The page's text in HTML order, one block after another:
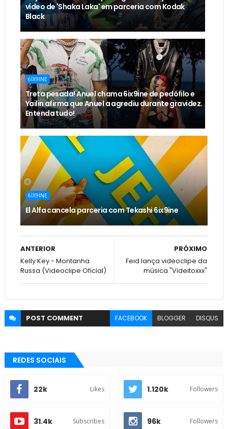
vídeo de 'Shaka Laka' em parceria com Kodak
Black
6IX9INE
Treta pesada! Anuel chama 6ix9ine de pedófilo e
Yailin afirma que Anuel a agrediu durante gravidez.
Entenda tudo!
6IX9INE
El Alfa cancela parceria com Tekashi 6ix9ine
PRÓXIMO
Feid lança videoclipe da
música "Videitoxxx"
ANTERIOR
Kelly Key - Montanha
Russa (Videoclipe Oficial)
POST COMMENT FACEBOOK BLOGGER DISQUS
REDES SOCIAIS
22k Likes 1.120k Followers
31.4k Subscribes 96k Followers